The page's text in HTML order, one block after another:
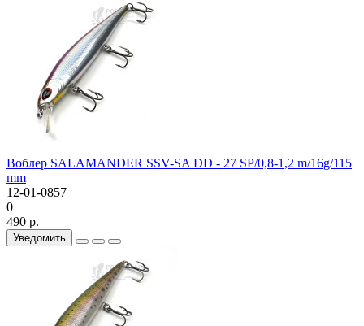
Воблер SALAMANDER SSV-SA DD - 27 SP/0,8-1,2 m/16g/115
mm
12-01-0857
0
490 р.
Уведомить